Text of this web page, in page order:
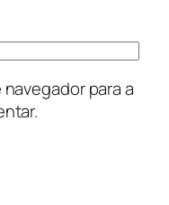
para a